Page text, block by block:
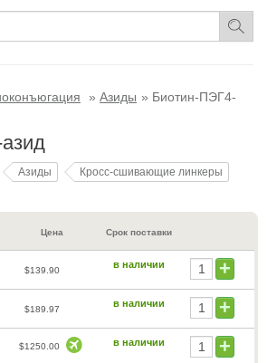
Азиды
Биотин-ПЭГ4-
Азиды
Кросс-сшивающие линкеры
Цена Срок поставки
$139.90
в наличии
$189.97
в наличии
$1250.00 в наличии